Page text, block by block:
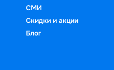
СМИ
Скидки и акции
Блог